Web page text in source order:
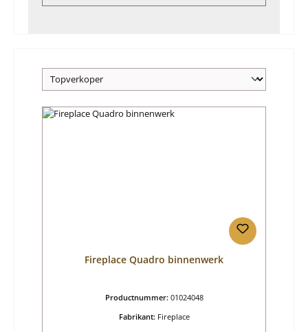
Fireplace Quadro binnenwerk
Productnummer: 01024048
Fabrikant: Fireplace